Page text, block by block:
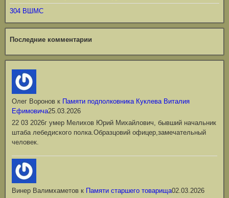
304 ВШМС
Последние комментарии
Олег Воронов к Памяти подполковника Куклева Виталия
Ефимовича25.03.2026
22 03 2026г умер Мелихов Юрий Михайлович, бывший начальник
штаба лебедиского полка.Образцовий офицер,замечательный
человек.
Винер Валимхаметов к Памяти старшего товарища02.03.2026